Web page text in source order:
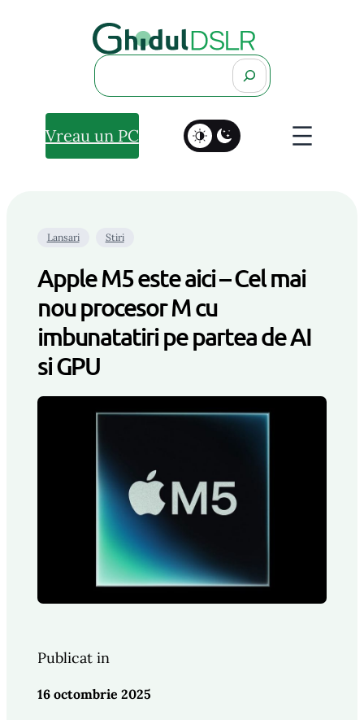
Search
Vreau un PC
Lansari Stiri
Apple M5 este aici – Cel mai
nou procesor M cu
imbunatatiri pe partea de AI
si GPU
Publicat in
16 octombrie 2025